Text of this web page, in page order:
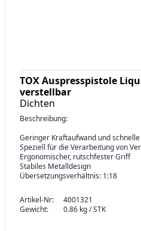
TOX Auspresspistole
verstellbar
Dichten
Beschreibung:
Geringer Kraftaufwand und
Speziell für die Verarbeitung von
Ergonomischer, rutschfester Griff
Stabiles Metalldesign
Übersetzungsverhältnis: 1:18
Artikel-Nr:
4001321
Gewicht:
0.86 kg / STK